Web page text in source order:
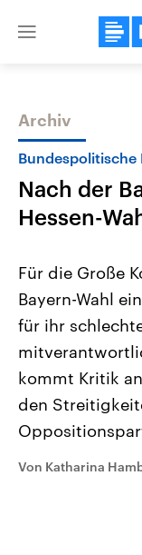
Close
Themen
Landtagswahl
2026
Alle Informationen
Sachsen-Anhalt
September 2026
Landtag. Seit 2021
Bundesland von
CDU, SPD und FDP
Umfragen,
und Hintergründe
und Kandidaten
Sendungen
Archiv
Bundespolitische
Nach der
Hessen-
Für die Große
Bayern-Wahl
für ihr
kommt Kritik
den
Von Katharina